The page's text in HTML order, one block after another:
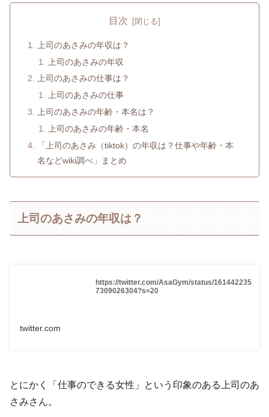
目次
上司のあさみの年収は？
上司のあさみの年収
上司のあさみの仕事は？
上司のあさみの仕事
上司のあさみの年齢・本名は？
上司のあさみの年齢・本名
「上司のあさみ（tiktok）の年収は？仕事や年齢・本
名などwiki調べ」まとめ
上司のあさみの年収は？
https://twitter.com/AsaGym/status/161442235
7309026304?s=20
twitter.com
とにかく「仕事のできる女性」という印象のある上司のあ
さみさん。